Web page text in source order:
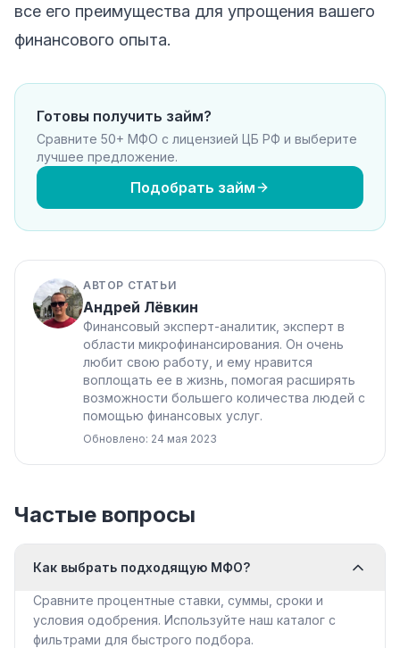
все его преимущества для упрощения вашего
финансового опыта.
Готовы получить займ?
Сравните 50+ МФО с лицензией ЦБ РФ и выберите
лучшее предложение.
Подобрать займ
АВТОР СТАТЬИ
Андрей Лёвкин
Финансовый эксперт-аналитик, эксперт в
области микрофинансирования. Он очень
любит свою работу, и ему нравится
воплощать ее в жизнь, помогая расширять
возможности большего количества людей с
помощью финансовых услуг.
Обновлено: 24 мая 2023
Частые вопросы
Как выбрать подходящую МФО?
Сравните процентные ставки, суммы, сроки и
условия одобрения. Используйте наш каталог с
фильтрами для быстрого подбора.